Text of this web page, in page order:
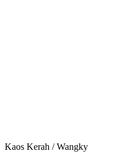
Kaos Kerah / Wangky